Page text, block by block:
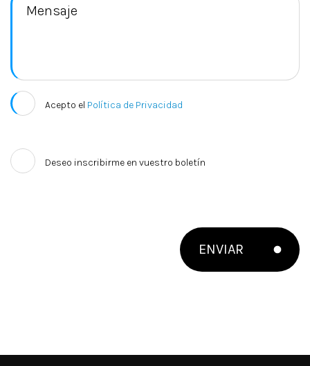
Acepto el Política de Privacidad
Deseo inscribirme en vuestro boletín
ENVIAR